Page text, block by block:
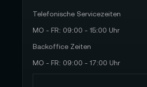
Telefonische Servicezeiten
MO - FR: 09:00 - 15:00 Uhr
Backoffice Zeiten
MO - FR: 09:00 - 17:00 Uhr